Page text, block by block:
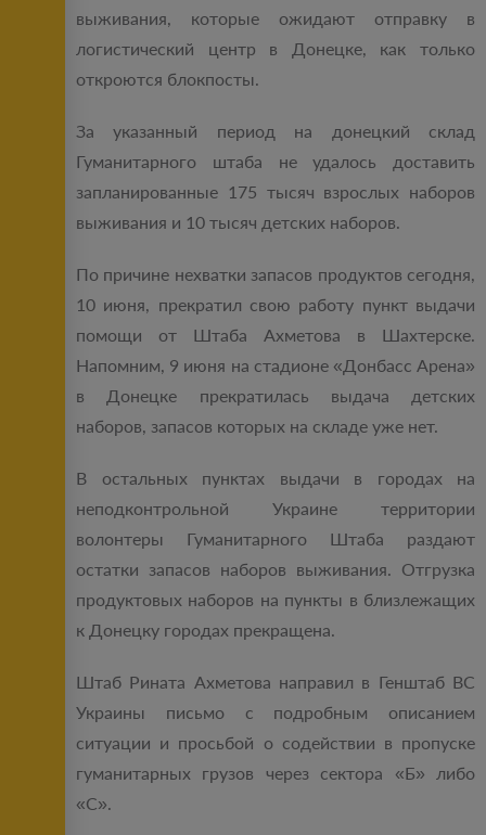
выживания, которые ожидают отправку в
логистический центр в Донецке, как только
откроются блокпосты.
За указанный период на донецкий склад
Гуманитарного штаба не удалось доставить
запланированные 175 тысяч взрослых наборов
выживания и 10 тысяч детских наборов.
По причине нехватки запасов продуктов сегодня,
10 июня, прекратил свою работу пункт выдачи
помощи от Штаба Ахметова в Шахтерске.
Напомним, 9 июня на стадионе «Донбасс Арена»
в Донецке прекратилась выдача детских
наборов, запасов которых на складе уже нет.
В остальных пунктах выдачи в городах на
неподконтрольной Украине территории
волонтеры Гуманитарного Штаба раздают
остатки запасов наборов выживания. Отгрузка
продуктовых наборов на пункты в близлежащих
к Донецку городах прекращена.
Штаб Рината Ахметова направил в Генштаб ВС
Украины письмо с подробным описанием
ситуации и просьбой о содействии в пропуске
гуманитарных грузов через сектора «Б» либо
«С».